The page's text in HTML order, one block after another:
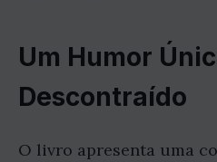
Um Humor
Descontraído
O livro apresenta uma